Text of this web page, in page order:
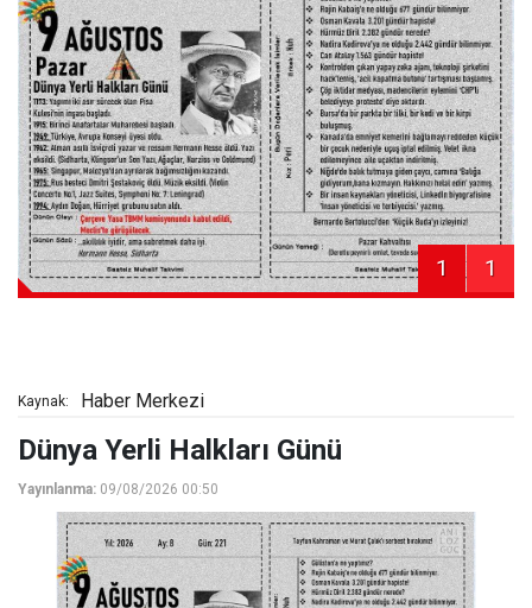
1 1
Kaynak: Haber Merkezi
Dünya Yerli Halkları Günü
Yayınlanma: 09/08/2026 00:50